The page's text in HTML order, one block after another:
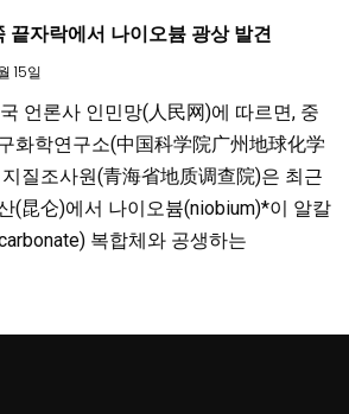
끝자락에서 나이오븀 광상 발견
15일
언론사 인민망(人民网)에 따르면, 중
화학연구소(中国科学院广州地球化学
질조사원(青海省地质调查院)은 최근
(昆仑)에서 나이오븀(niobium)*이 알칼
복합체와 공생하는